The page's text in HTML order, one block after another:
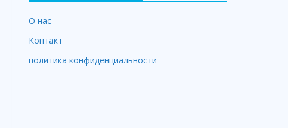
О нас
Контакт
политика конфиденциальности